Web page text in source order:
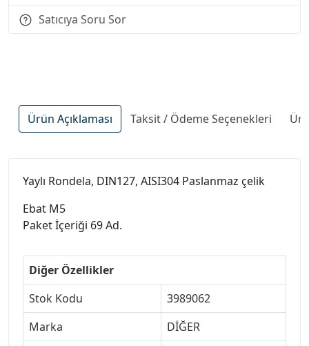
Satıcıya Soru Sor
Ürün Açıklaması Taksit / Ödeme Seçenekleri
Yaylı Rondela, DIN127, AISI304 Paslanmaz çelik
Ebat M5
Paket İçeriği 69 Ad.
Diğer Özellikler
Stok Kodu
3989062
Marka
DİĞER